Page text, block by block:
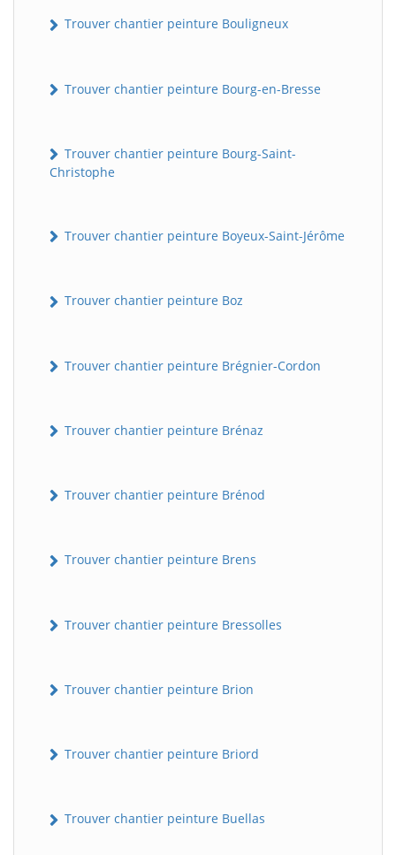
Trouver chantier peinture Bouligneux
Trouver chantier peinture Bourg-en-Bresse
Trouver chantier peinture Bourg-Saint-
Christophe
Trouver chantier peinture Boyeux-Saint-Jérôme
Trouver chantier peinture Boz
Trouver chantier peinture Brégnier-Cordon
Trouver chantier peinture Brénaz
Trouver chantier peinture Brénod
Trouver chantier peinture Brens
Trouver chantier peinture Bressolles
Trouver chantier peinture Brion
Trouver chantier peinture Briord
Trouver chantier peinture Buellas